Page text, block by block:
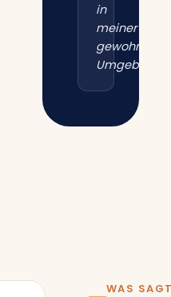
in
meiner
gewohnten
WAS